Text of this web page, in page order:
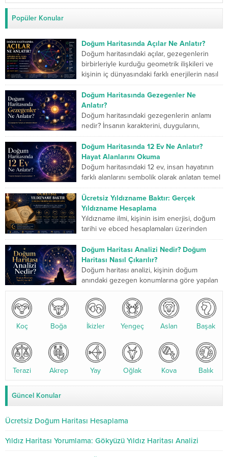
Popüler Konular
Doğum Haritasında Açılar Ne Anlatır?
Doğum haritasındaki açılar, gezegenlerin
birbirleriyle kurduğu geometrik ilişkileri ve
kişinin iç dünyasındaki farklı enerjilerin nasıl
çalıştığını gösterir. Kavuşum açısı iki...
Doğum Haritasında Gezegenler Ne
Anlatır?
Doğum haritasındaki gezegenlerin anlamı
nedir? İnsanın karakterini, duygularını,
düşünme biçimini, ilişkilerini, mücadele
gücünü ve yaşam yolculuğunda geliştirmesi
gereken yönlerini sembolik...
Doğum Haritasında 12 Ev Ne Anlatır?
Hayat Alanlarını Okuma
Doğum haritasındaki 12 ev, insan hayatının
farklı alanlarını sembolik olarak anlatan temel
bölümlerdir. Birinci ev kişinin dış dünyaya
sunduğu kimliği...
Ücretsiz Yıldızname Baktır: Gerçek
Yıldızname Hesaplama
Yıldızname ilmi, kişinin isim enerjisi, doğum
tarihi ve ebced hesaplamaları üzerinden
yapılan kadim bir değerlendirme sistemidir.
Son yıllarda özellikle yıldızname...
Doğum Haritası Analizi Nedir? Doğum
Haritası Nasıl Çıkarılır?
Doğum haritası analizi, kişinin doğum
anındaki gezegen konumlarına göre yapılan
analiz, karakter yapısı, ilişkiler, kariyer...
Koç Boğa İkizler Yengeç Aslan Başak
Terazi Akrep Yay Oğlak Kova Balık
Güncel Konular
Ücretsiz Doğum Haritası Hesaplama
Yıldız Haritası Yorumlama: Gökyüzü Yıldız Haritası Analizi